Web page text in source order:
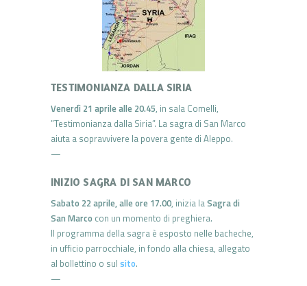
TESTIMONIANZA DALLA SIRIA
Venerdì 21 aprile alle 20.45, in sala Comelli,
”Testimonianza dalla Siria”. La sagra di San Marco
aiuta a sopravvivere la povera gente di Aleppo.
—
INIZIO SAGRA DI SAN MARCO
Sabato 22 aprile, alle ore 17.00, inizia laSagra di
San Marco con un momento di preghiera.
Il programma della sagra è esposto nelle bacheche,
in ufficio parrocchiale, in fondo alla chiesa, allegato
al bollettino o sul sito.
—